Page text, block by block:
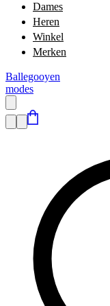
Dames
Heren
Winkel
Merken
Ballegooyen
modes